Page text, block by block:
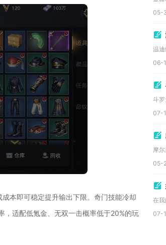
本即可稳定提升输出下限。奇门技能冷却
，适配低氪金、无双一击概率低于20%的玩
05-
06-
07-
05-
07-